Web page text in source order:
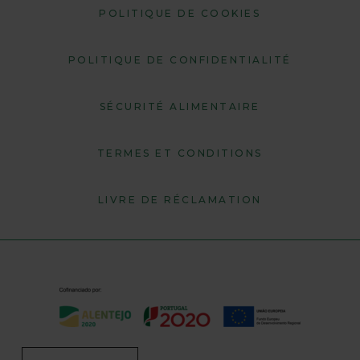
POLITIQUE DE COOKIES
POLITIQUE DE CONFIDENTIALITÉ
SÉCURITÉ ALIMENTAIRE
TERMES ET CONDITIONS
LIVRE DE RÉCLAMATION